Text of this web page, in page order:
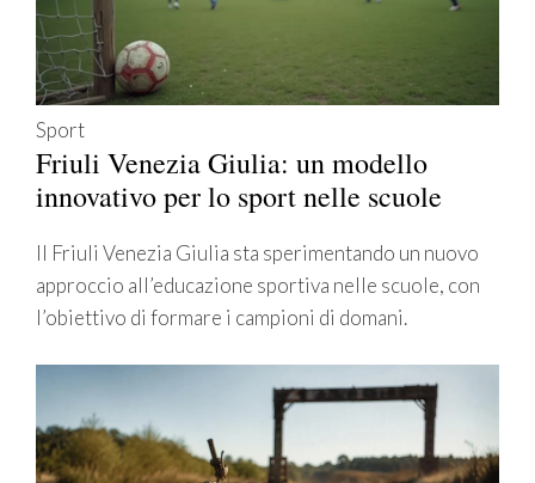
Sport
Friuli Venezia Giulia: un modello
innovativo per lo sport nelle scuole
Il Friuli Venezia Giulia sta sperimentando un nuovo
approccio all’educazione sportiva nelle scuole, con
l’obiettivo di formare i campioni di domani.